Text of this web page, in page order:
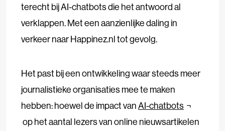
terecht bij AI-chatbots die het antwoord al
verklappen. Met een aanzienlijke daling in
verkeer naar Happinez.nl tot gevolg.
Het past bij een ontwikkeling waar steeds meer
journalistieke organisaties mee te maken
hebben: hoewel de impact vanAI-chatbots
op het aantal lezers van online nieuwsartikelen